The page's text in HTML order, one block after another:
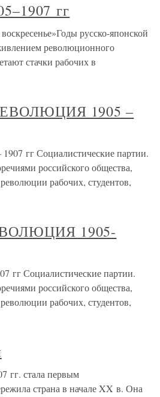
гг
русско-японской
революционного
стачки рабочих в
1905 –
гг Социалистические партии.
российского общества,
рабочих, студентов,
1905-
Социалистические партии.
российского общества,
рабочих, студентов,
гг. стала первым
страна в начале XX в. Она